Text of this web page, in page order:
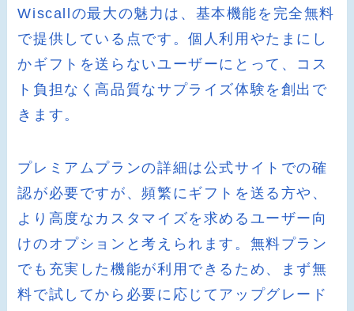
Wiscallの最大の魅力は、基本機能を完全無料
で提供している点です。個人利用やたまにし
かギフトを送らないユーザーにとって、コス
ト負担なく高品質なサプライズ体験を創出で
きます。
プレミアムプランの詳細は公式サイトでの確
認が必要ですが、頻繁にギフトを送る方や、
より高度なカスタマイズを求めるユーザー向
けのオプションと考えられます。無料プラン
でも充実した機能が利用できるため、まず無
料で試してから必要に応じてアップグレード